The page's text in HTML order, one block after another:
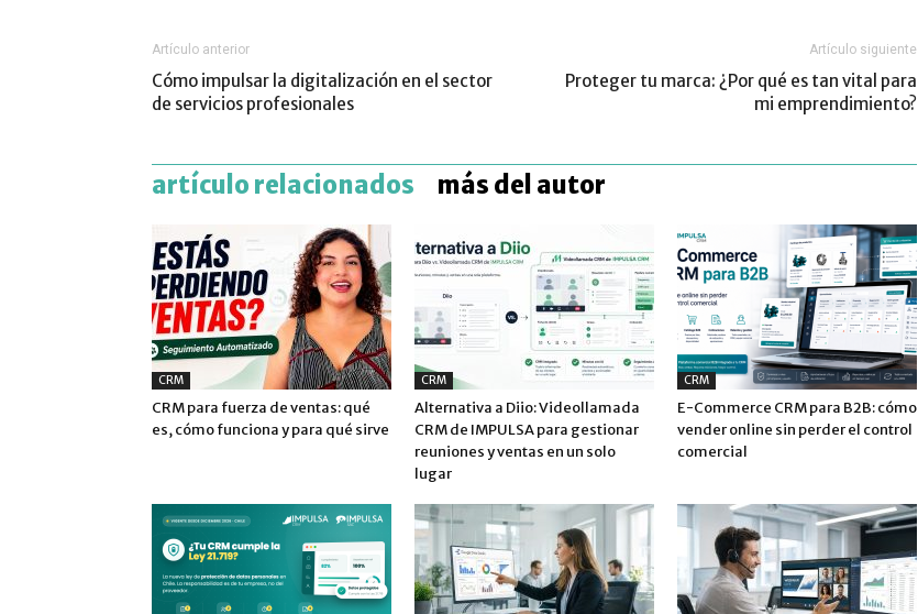
Artículo anterior
Cómo impulsar la digitalización en el sector
de servicios profesionales
Artículo siguiente
Proteger tu marca: ¿Por qué es tan vital para
mi emprendimiento?
artículo relacionados más del autor
CRM
CRM para fuerza de ventas: qué
es, cómo funciona y para qué sirve
CRM
Alternativa a Diio: Videollamada
CRM de IMPULSA para gestionar
reuniones y ventas en un solo
lugar
CRM
E-Commerce CRM para B2B: cómo
vender online sin perder el control
comercial